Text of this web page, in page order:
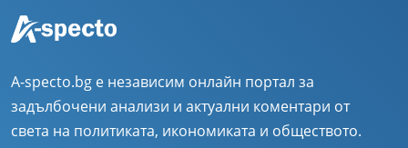
A-specto.bg е независим онлайн портал за
задълбочени анализи и актуални коментари от
света на политиката, икономиката и обществото.